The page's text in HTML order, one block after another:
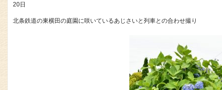
20日
北条鉄道の東横田の庭園に咲いているあじさいと列車との合わせ撮り